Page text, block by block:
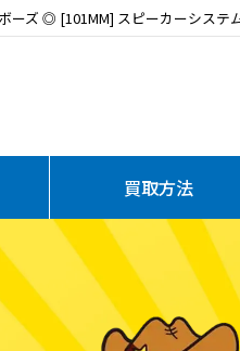
ーズ ◎ [101MM] スピーカーシステ
買取方法